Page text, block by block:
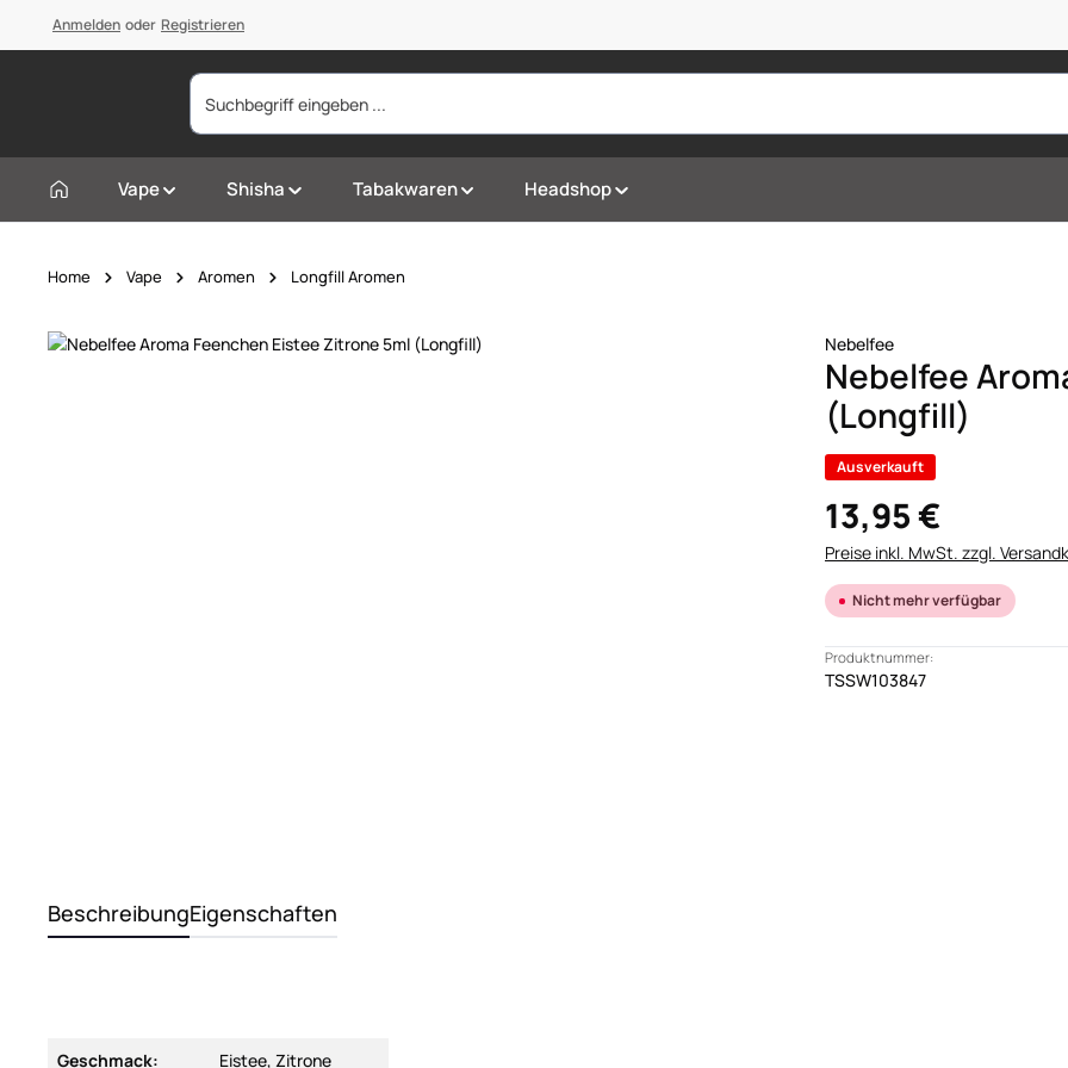
Zur Hauptnavigation springen
Anmelden oder Registrieren
Vape Shisha Tabakwaren Headshop
Home Vape Aromen Longfill Aromen
Bildergalerie überspringen Nebelfee
Nebelfee
(Longfill)
Ausverkauft
13,95 €
Preise inkl. MwSt. zzgl.
Nicht mehr verfügbar
Produktnummer:
TSSW103847
BeschreibungEigenschaften
Geschmack: Eistee, Zitrone